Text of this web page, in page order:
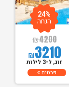
₪4200
₪3210
24%
הנחה
זוג, ל-3 לילות
פרטים